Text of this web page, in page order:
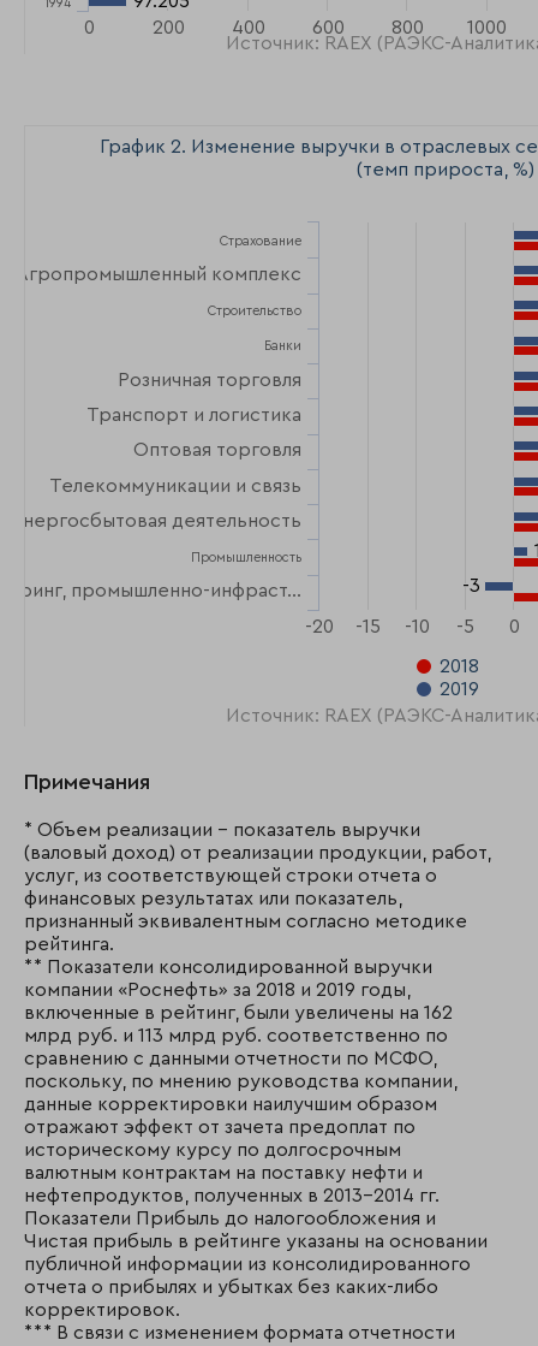
1994
0 200 400 600 800
1000
Источник: RAEX (РАЭКС-
График 2. Изменение выручки в отраслевых
(темп прироста, %)
-3
-3
2018
2019
Страхование
Агропромышленный комплекс
Строительство
Банки
Розничная торговля
Транспорт и логистика
Оптовая торговля
Телекоммуникации и связь
Энергосбытовая деятельность
Промышленность
промышленно-инфраст…
-20
-15 -10 -5 0
Источник: RAEX (РАЭКС-
Примечания
* Объем реализации - показатель выручки
(валовый доход) от реализации продукции, работ,
услуг, из соответствующей строки отчета о
финансовых результатах или показатель,
признанный эквивалентным согласно методике
рейтинга.
** Показатели консолидированной выручки
компании «Роснефть» за 2018 и 2019 годы,
включенные в рейтинг, были увеличены на 162
млрд руб. и 113 млрд руб. соответственно по
сравнению с данными отчетности по МСФО,
поскольку, по мнению руководства компании,
данные корректировки наилучшим образом
отражают эффект от зачета предоплат по
историческому курсу по долгосрочным
валютным контрактам на поставку нефти и
нефтепродуктов, полученных в 2013-2014 гг.
Показатели Прибыль до налогообложения и
Чистая прибыль в рейтинге указаны на основании
публичной информации из консолидированного
отчета о прибылях и убытках без каких-либо
корректировок.
*** В связи с изменением формата отчетности